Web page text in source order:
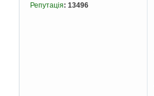
Репутація: 13496